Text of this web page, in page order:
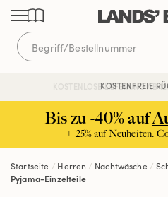
Direkt
zum
Inhalt
Direkt
zur
Navigation
Direkt
zur
Suche
KOSTENLOSE LIEFERUNG AB
KOSTENFREIE
Bis zu -40% auf
+ 25% auf Neuheiten.
Startseite Herren Nachtwäsche
Pyjama-Einzelteile